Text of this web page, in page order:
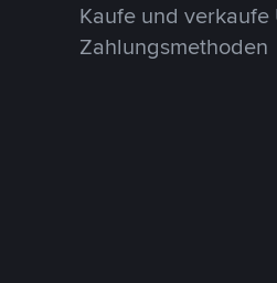
Kaufe und verkaufe
Zahlungsmethoden